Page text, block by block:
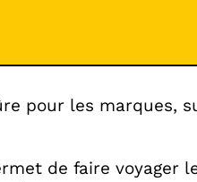
pour les marques,
de faire voyager